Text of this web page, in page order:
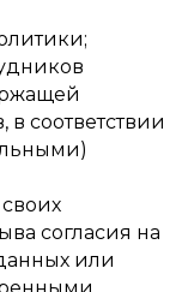
соответствии
согласия на
или